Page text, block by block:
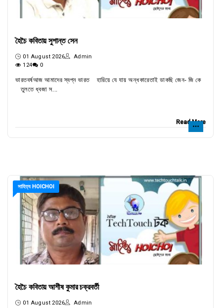
হৈচৈ কবিতায় সুশান্ত সেন
01 August 2026
Admin
124
0
ভারতবর্ষআজ আমাদের স্বপ্ন ভারত হারিয়ে যে যায় অন্ধকারেতাই ডাকছি জেন- জি কে
তুলতে ধ্বজা স...
Read More
সাহিত্য HOICHOI
হৈচৈ কবিতায় আশীষ কুমার চক্রবর্তী
01 August 2026
Admin